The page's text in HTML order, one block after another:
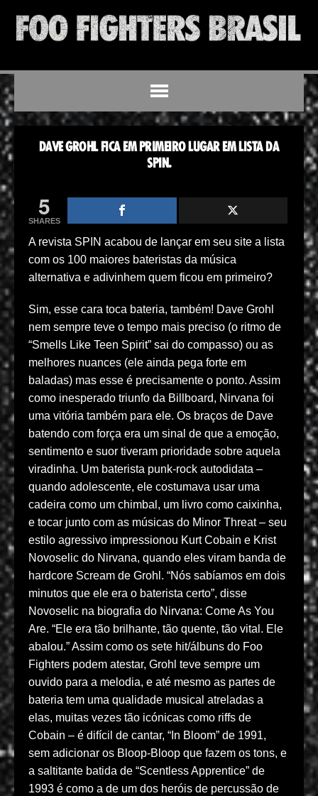
DAVE GROHL FICA EM PRIMEIRO LUGAR EM LISTA DA
SPIN.
5
SHARES
A revista SPIN acabou de lançar em seu site a lista
com os 100 maiores bateristas da música
alternativa e adivinhem quem ficou em primeiro?
Sim, esse cara toca bateria, também! Dave Grohl
nem sempre teve o tempo mais preciso (o ritmo de
“Smells Like Teen Spirit” sai do compasso) ou as
melhores nuances (ele ainda pega forte em
baladas) mas esse é precisamente o ponto. Assim
como inesperado triunfo da Billboard, Nirvana foi
uma vitória também para ele. Os braços de Dave
batendo com força era um sinal de que a emoção,
sentimento e suor tiveram prioridade sobre aquela
viradinha. Um baterista punk-rock autodidata –
quando adolescente, ele costumava usar uma
cadeira como um chimbal, um livro como caixinha,
e tocar junto com as músicas do Minor Threat – seu
estilo agressivo impressionou Kurt Cobain e Krist
Novoselic do Nirvana, quando eles viram banda de
hardcore Scream de Grohl. “Nós sabíamos em dois
minutos que ele era o baterista certo”, disse
Novoselic na biografia do Nirvana: Come As You
Are. “Ele era tão brilhante, tão quente, tão vital. Ele
abalou.” Assim como os sete hit/álbuns do Foo
Fighters podem atestar, Grohl teve sempre um
ouvido para a melodia, e até mesmo as partes de
bateria tem uma qualidade musical atreladas a
elas, muitas vezes tão icónicas como riffs de
Cobain – é difícil de cantar, “In Bloom” de 1991,
sem adicionar os Bloop-Bloop que fazem os tons, e
a saltitante batida de “Scentless Apprentice” de
1993 é como a de um dos heróis de percussão de